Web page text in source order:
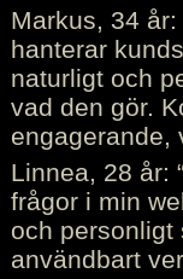
Markus, 34
hanterar
naturligt och
vad den gör.
engagerande,
Linnea, 28 år:
frågor i min
och personligt
användbart